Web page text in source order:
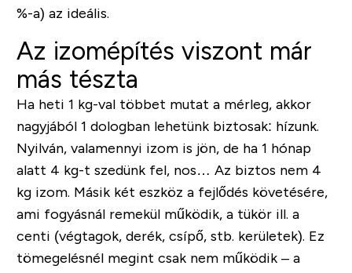
%-a) az ideális.
Az izomépítés viszont már
más tészta
Ha heti 1 kg-val többet mutat a mérleg, akkor
nagyjából 1 dologban lehetünk biztosak: hízunk.
Nyilván, valamennyi izom is jön, de ha 1 hónap
alatt 4 kg-t szedünk fel, nos… Az biztos nem 4
kg izom. Másik két eszköz a fejlődés követésére,
ami fogyásnál remekül működik, a tükör ill. a
centi (végtagok, derék, csípő, stb. kerületek). Ez
tömegelésnél megint csak nem működik – a